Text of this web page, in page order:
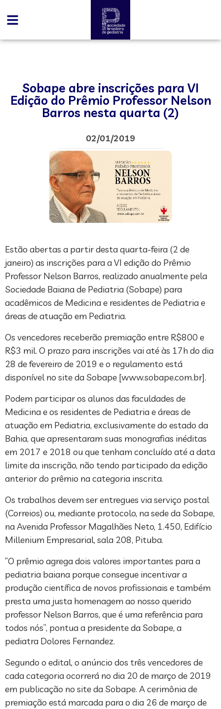
Sobape abre inscrições para VI
Edição do Prêmio Professor Nelson
Barros nesta quarta (2)
02/01/2019
Estão abertas a partir desta quarta-feira (2 de
janeiro) as inscrições para a VI edição do Prêmio
Professor Nelson Barros, realizado anualmente pela
Sociedade Baiana de Pediatria (Sobape) para
acadêmicos de Medicina e residentes de Pediatria e
áreas de atuação em Pediatria.
Os vencedores receberão premiação entre R$800 e
R$3 mil. O prazo para inscrições vai até às 17h do dia
28 de fevereiro de 2019 e o regulamento está
disponível no site da Sobape [www.sobape.com.br].
Podem participar os alunos das faculdades de
Medicina e os residentes de Pediatria e áreas de
atuação em Pediatria, exclusivamente do estado da
Bahia, que apresentaram suas monografias inéditas
em 2017 e 2018 ou que tenham concluído até a data
limite da inscrição, não tendo participado da edição
anterior do prêmio na categoria inscrita.
Os trabalhos devem ser entregues via serviço postal
(Correios) ou, mediante protocolo, na sede da Sobape,
na Avenida Professor Magalhães Neto, 1.450, Edifício
Millenium Empresarial, sala 208, Pituba.
“O prêmio agrega dois valores importantes para a
pediatria baiana porque consegue incentivar a
produção científica de novos profissionais e também
presta uma justa homenagem ao nosso querido
professor Nelson Barros, que é uma referência para
todos nós”, pontua a presidente da Sobape, a
pediatra Dolores Fernandez.
Segundo o edital, o anúncio dos três vencedores de
cada categoria ocorrerá no dia 20 de março de 2019
em publicação no site da Sobape. A cerimônia de
premiação está marcada para o dia 26 de março de